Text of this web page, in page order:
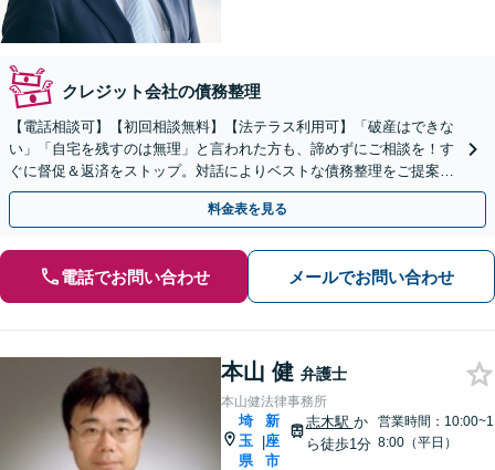
クレジット会社の債務整理
【電話相談可】【初回相談無料】【法テラス利用可】「破産はできな
い」「自宅を残すのは無理」と言われた方も、諦めずにご相談を！す
ぐに督促＆返済をストップ。対話によりベストな債務整理をご提案し
ます。法人破産も実績多数【完全個室】【大宮駅3分】
料金表を見る
電話でお問い合わせ メールでお問い合わせ
本山 健 弁護士
本山健法律事務所
埼
玉
県
|
新
座
市
志木駅 か
ら徒歩1分
営業時間：10:00~1
8:00（平日）